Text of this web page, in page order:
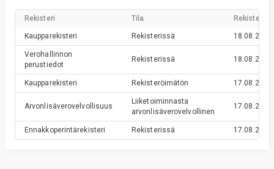
Rekisteri Tila
Kaupparekisteri Rekisterissä 18.08.2022
Verohallinnon
perustiedot
Rekisterissä 18.08.2022
Kaupparekisteri Rekisteröimätön 17.08.2022
Arvonlisäverovelvollisuus
Liiketoiminnasta
arvonlisäverovelvollinen
17.08.2022
Ennakkoperintärekisteri Rekisterissä 17.08.2022